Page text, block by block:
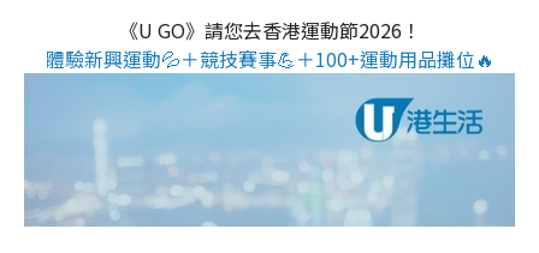
《U GO》請您去香港運動節2026！
體驗新興運動💦＋競技賽事💪＋100+運動用品攤位🔥